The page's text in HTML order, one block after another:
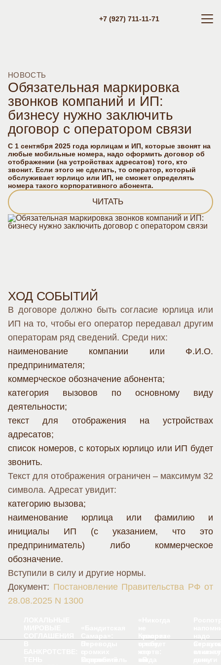
+7 (927) 711-11-71
НОВОСТЬ
Обязательная маркировка
звонков компаний и ИП:
бизнесу нужно заключить
договор с оператором связи
С 1 сентября 2025 года юрлицам и ИП, которые звонят на
любые мобильные номера, надо оформить договор об
отображении (на устройствах адресатов) того, кто
звонит. Если этого не сделать, то оператор, который
обслуживает юрлицо или ИП, не сможет определять
номера такого корпоративного абонента.
ЧИТАТЬ
ХОД СОБЫТИЙ
В договоре должно быть согласие юрлица или
ИП на то, чтобы его оператор передавал другим
операторам ряд сведений. Среди них:
наименование компании или Ф.И.О.
предпринимателя;
коммерческое обозначение абонента;
категория вызовов по основному виду
деятельности;
текст для отображения на устройствах
адресатов;
список номеров, с которых юрлицо или ИП будет
звонить.
Текст для отображения ограничен – максимум 32
символа. Адресат увидит:
категорию вызова;
наименование юрлица или фамилию и
инициалы ИП (с указанием, что это
предприниматель) либо коммерческое
обозначение.
Вступили в силу и другие нормы.
Документ: Постановление Правительства РФ от
28.08.2025 N 1300